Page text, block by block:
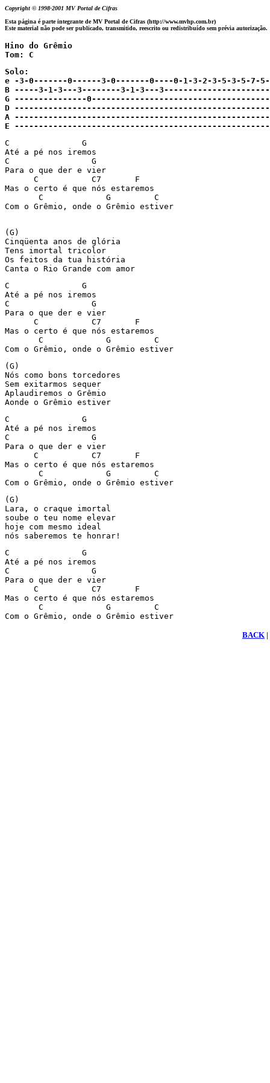
Copyright © 1998-2001 MV Portal de Cifras
Esta página é parte integrante de MV Portal de Cifras (http://www.mvhp.com.br)
Este material não pode ser publicado, transmitido, reescrito ou redistribuído sem prévia autorização.
Hino do Grêmio
Tom: C
Solo:
e -3-0-------0------3-0-------0----0-1-3-2-3-5-3-5-7-
B -----3-1-3---3--------3-1-3---
G ---------------
D
A
E
C               G
Até a pé nos iremos
C                 G
Para o que der e vier
      C           C7       F
Mas o certo é que nós estaremos
       C             G         C
Com o Grêmio, onde o Grêmio estiver
(G)
Cinqüenta anos de glória
Tens imortal tricolor
Os feitos da tua história
Canta o Rio Grande com amor
C               G
Até a pé nos iremos
C                 G
Para o que der e vier
      C           C7       F
Mas o certo é que nós estaremos
       C             G         C
Com o Grêmio, onde o Grêmio estiver
(G)
Nós como bons torcedores
Sem exitarmos sequer
Aplaudiremos o Grêmio
Aonde o Grêmio estiver
C               G
Até a pé nos iremos
C                 G
Para o que der e vier
      C           C7       F
Mas o certo é que nós estaremos
       C             G         C
Com o Grêmio, onde o Grêmio estiver
(G)
Lara, o craque imortal
soube o teu nome elevar
hoje com mesmo ideal
nós saberemos te honrar!
C               G
Até a pé nos iremos
C                 G
Para o que der e vier
      C           C7       F
Mas o certo é que nós estaremos
       C             G         C
Com o Grêmio, onde o Grêmio estiver
BACK |